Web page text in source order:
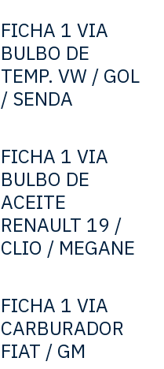
FICHA 1 VIA
BULBO DE
TEMP. VW / GOL
/ SENDA
FICHA 1 VIA
BULBO DE
ACEITE
RENAULT 19 /
CLIO / MEGANE
FICHA 1 VIA
CARBURADOR
FIAT / GM